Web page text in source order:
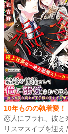
10年ものの執着愛！
恋人にフラれ、彼と
リスマスイブを迎